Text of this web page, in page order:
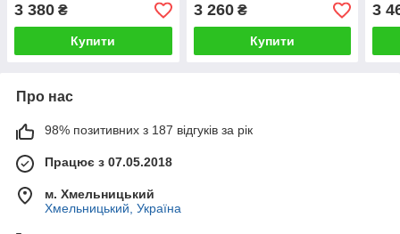
3 380 ₴
Купити
3 260₴
Купити
3
Про нас
98% позитивних з 187 відгуків за рік
Працює з 07.05.2018
м. Хмельницький
Хмельницький, Україна